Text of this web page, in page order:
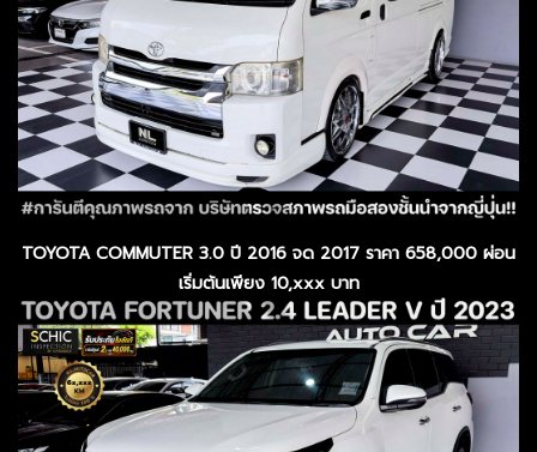
TOYOTA COMMUTER 3.0 ปี 2016 จด 2017 ราคา 658,000 ผ่อน
เริ่มต้นเพียง 10,xxx บาท